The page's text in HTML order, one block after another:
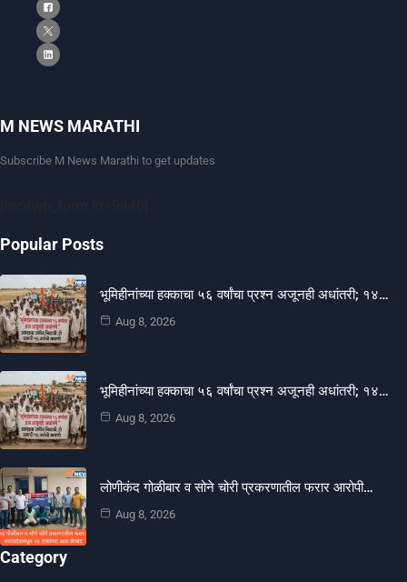
M NEWS MARATHI
Subscribe M News Marathi to get updates
Popular Posts
भूमिहीनांच्या हक्काचा ५६ वर्षांचा प्रश्न अजूनही अधांतरी; १४…
Aug 8, 2026
भूमिहीनांच्या हक्काचा ५६ वर्षांचा प्रश्न अजूनही अधांतरी; १४…
Aug 8, 2026
लोणीकंद गोळीबार व सोने चोरी प्रकरणातील फरार आरोपी…
Aug 8, 2026
Category